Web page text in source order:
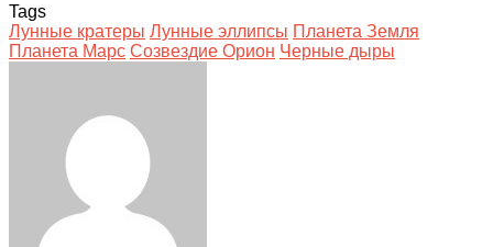
Tags
Лунные кратеры Лунные эллипсы Планета Земля
Планета Марс Созвездие Орион Черные дыры